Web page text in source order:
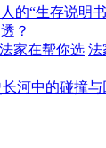
的“生存说明书
？
家在帮你选 法
河中的碰撞与